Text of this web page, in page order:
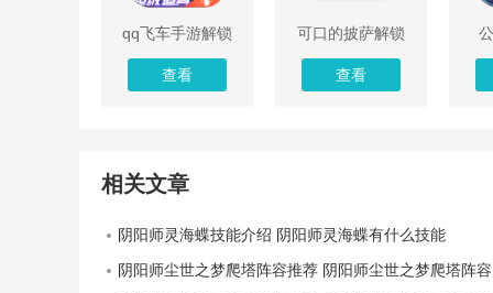
qq飞车手游解锁
版ios
查看
可口的披萨解锁
版无限钻石
查看
相关文章
阴阳师灵海蝶技能介绍 阴阳师灵海蝶有什么技能
阴阳师尘世之梦爬塔阵容推荐 阴阳师尘世之梦爬塔阵容用什么